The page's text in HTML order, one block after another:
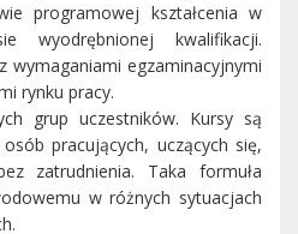
programowej kształcenia w
wyodrębnionej kwalifikacji.
wymaganiami egzaminacyjnymi
rynku pracy.
grup uczestników. Kursy są
pracujących, uczących się,
zatrudnienia. Taka formuła
w różnych sytuacjach